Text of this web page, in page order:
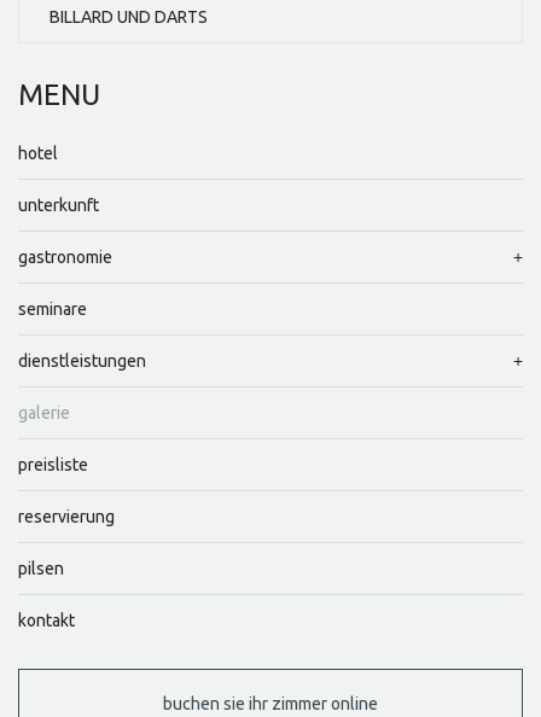
BILLARD UND DARTS
MENU
hotel
unterkunft
gastronomie
seminare
dienstleistungen
galerie
preisliste
reservierung
pilsen
kontakt
buchen sie ihr zimmer online